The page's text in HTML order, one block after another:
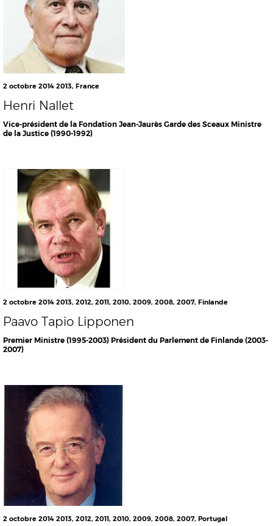
2 octobre 2014 2013, France
Henri Nallet
Vice-président de la Fondation Jean-Jaurès Garde des Sceaux Ministre
de la Justice (1990-1992)
2 octobre 2014 2013, 2012, 2011, 2010, 2009, 2008, 2007, Finlande
Paavo Tapio Lipponen
Premier Ministre (1995-2003) Président du Parlement de Finlande (2003-
2007)
2 octobre 2014 2013, 2012, 2011, 2010, 2009, 2008, 2007, Portugal